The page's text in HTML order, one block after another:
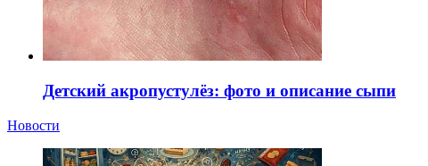
Детский акропустулёз: фото и описание сыпи
Новости